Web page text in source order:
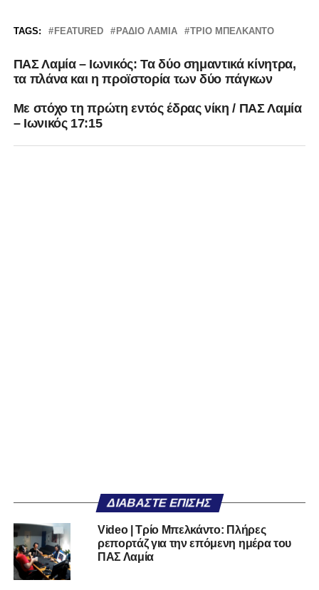
TAGS: FEATURED ΡΆΔΙΟ ΛΑΜΊΑ ΤΡΙΟ ΜΠΕΛΚΑΝΤΟ
ΠΑΣ Λαμία – Ιωνικός: Τα δύο σημαντικά κίνητρα,
τα πλάνα και η προϊστορία των δύο πάγκων
Με στόχο τη πρώτη εντός έδρας νίκη / ΠΑΣ Λαμία
– Ιωνικός 17:15
ΔΙΑΒΆΣΤΕ ΕΠΊΣΗΣ
Video | Τρίο Μπελκάντο: Πλήρες
ρεπορτάζ για την επόμενη ημέρα του
ΠΑΣ Λαμία